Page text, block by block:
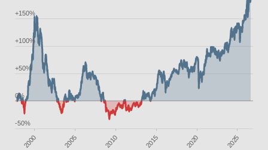
2000 2005 2010 2015 2020 2025
-50%
0%
+50%
+100%
+150%